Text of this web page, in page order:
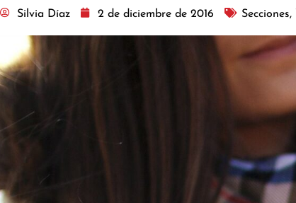
Silvia Díaz 2 de diciembre de 2016 Secciones,